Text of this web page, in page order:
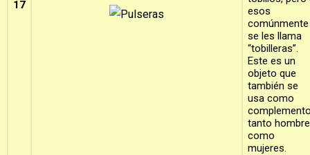
17
esos
comúnmente
se les llama
“tobilleras”.
Este es un
objeto que
también se
usa como
tanto
como
mujeres.